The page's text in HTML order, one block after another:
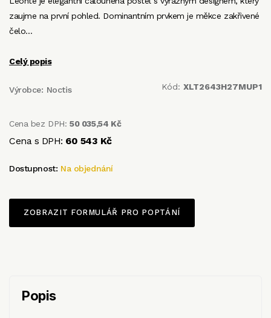
zaujme na první pohled. Dominantním prvkem je měkce zakřivené
čelo…
Celý popis
Výrobce: Noctis Kód: XLT2643H27MUP1
Cena bez DPH:50 035,54 Kč
Cena s DPH: 60 543 Kč
Dostupnost: Na objednání
ZOBRAZIT FORMULÁŘ PRO POPTÁNÍ
Popis